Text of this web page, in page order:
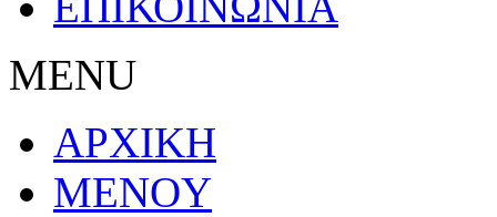
MENU
ΑΡΧΙΚΗ
MENOY